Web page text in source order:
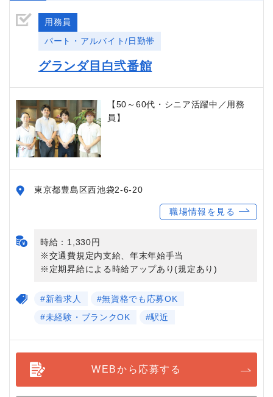
用務員
パート・アルバイト/日勤帯
グランダ目白弐番館
【50～60代・シニア活躍中／用務
員】
東京都豊島区西池袋2-6-20
職場情報を見る
時給：1,330円
※交通費規定内支給、年末年始手当
※定期昇給による時給アップあり(規定あり)
#新着求人
#無資格でも応募OK
#未経験・ブランクOK
#駅近
WEBから応募する